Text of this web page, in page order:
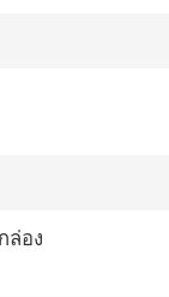
ล่อง